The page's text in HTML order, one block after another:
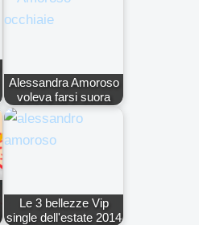
Alessandra Amoroso
voleva farsi suora
Le 3 bellezze Vip
single dell'estate 2014